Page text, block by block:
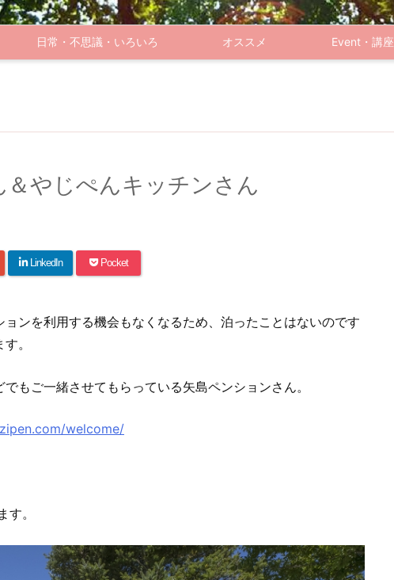
日常・不思議・いろいろ オススメ Event・講座
やじぺんキッチンさん
LinkedIn Pocket
ンを利用する機会もなくなるため、泊ったことはないのです
。
もご一緒させてもらっている矢島ペンションさん。
welcome/
。